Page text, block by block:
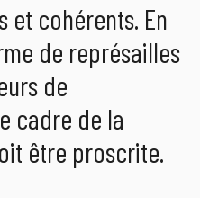
et cohérents. En
de représailles
de
cadre de la
être proscrite.